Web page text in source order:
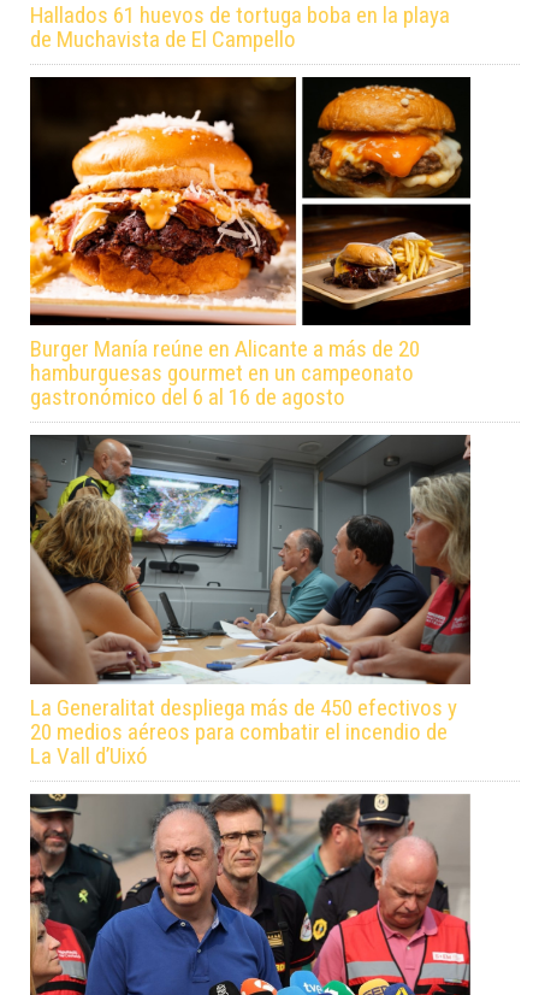
Hallados 61 huevos de tortuga boba en la playa
de Muchavista de El Campello
Burger Manía reúne en Alicante a más de 20
hamburguesas gourmet en un campeonato
gastronómico del 6 al 16 de agosto
La Generalitat despliega más de 450 efectivos y
20 medios aéreos para combatir el incendio de
La Vall d’Uixó